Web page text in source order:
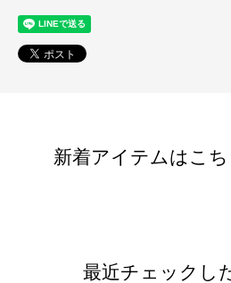
新着アイテムはこ
最近チェックし